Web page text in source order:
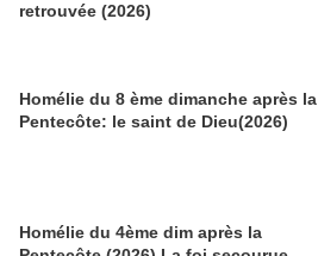
retrouvée (2026)
Homélie du 8 ème dimanche après la
Pentecôte: le saint de Dieu(2026)
Homélie du 4ème dim après la